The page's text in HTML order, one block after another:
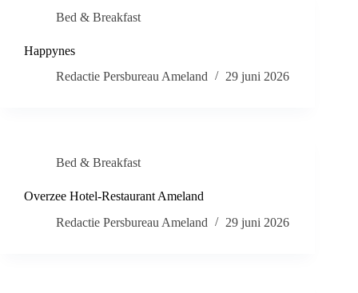
Bed & Breakfast
Happynes
Redactie Persbureau Ameland
29 juni 2026
Bed & Breakfast
Overzee Hotel-Restaurant Ameland
Redactie Persbureau Ameland
29 juni 2026